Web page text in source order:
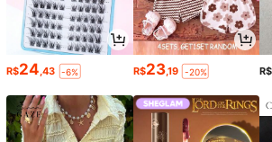
R$24 ,43 -6% R$23,19 -20% R$